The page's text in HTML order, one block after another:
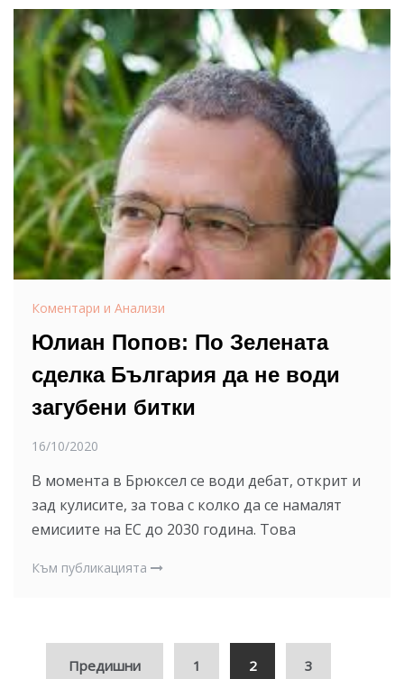
Коментари и Анализи
Юлиан Попов: По Зелената
сделка България да не води
загубени битки
16/10/2020
В момента в Брюксел се води дебат, открит и
зад кулисите, за това с колко да се намалят
емисиите на ЕС до 2030 година. Това
Към публикацията
Навигация
Предишни 1 2 3